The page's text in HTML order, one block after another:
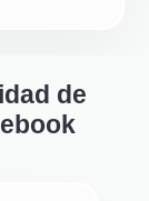
de